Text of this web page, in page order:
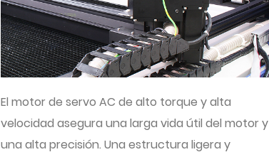
El motor de servo AC de alto torque y alta
velocidad asegura una larga vida útil del motor y
una alta precisión. Una estructura ligera y